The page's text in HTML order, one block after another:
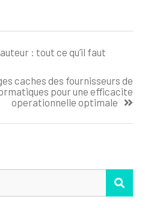
: tout ce qu’il faut
caches des fournisseurs de
pour une efficacite
operationnelle optimale